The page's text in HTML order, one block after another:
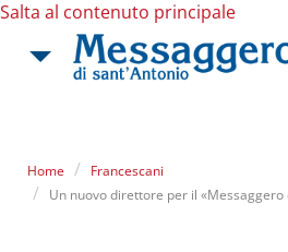
Salta al contenuto principale
Home
Francescani
Un nuovo direttore per il «Messaggero